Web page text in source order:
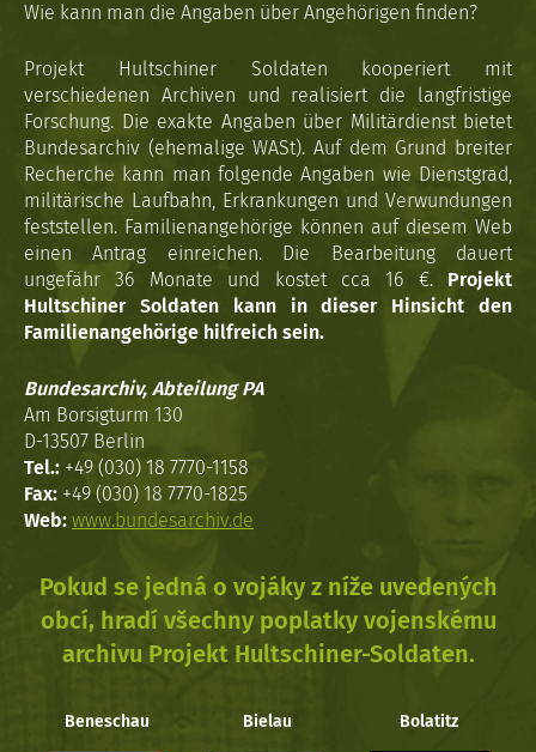
Wie kann man die Angaben über Angehörigen finden?
Projekt Hultschiner Soldaten kooperiert mit
verschiedenen Archiven und realisiert die langfristige
Forschung. Die exakte Angaben über Militärdienst bietet
Bundesarchiv (ehemalige WASt). Auf dem Grund breiter
Recherche kann man folgende Angaben wie Dienstgrad,
militärische Laufbahn, Erkrankungen und Verwundungen
feststellen. Familienangehörige können auf diesem Web
einen Antrag einreichen. Die Bearbeitung dauert
ungefähr 36 Monate und kostet cca 16 €. Projekt
Hultschiner Soldaten kann in dieser Hinsicht den
Familienangehörige hilfreich sein.
Bundesarchiv, Abteilung PA
Am Borsigturm 130
D-13507 Berlin
Tel.: +49 (030) 18 7770-1158
Fax: +49 (030) 18 7770-1825
Web: www.bundesarchiv.de
Pokud se jedná o vojáky z níže uvedených
obcí, hradí všechny poplatky vojenskému
archivu Projekt Hultschiner-Soldaten.
Beneschau Bielau Bolatitz